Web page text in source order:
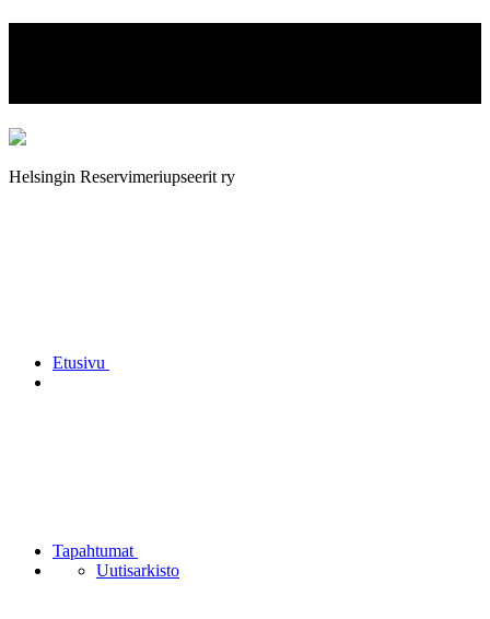
Helsingin Reservimeriupseerit ry
Etusivu
Tapahtumat
Uutisarkisto